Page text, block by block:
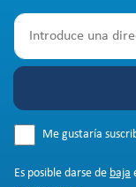
Me gustaría
Es posible darse de baja